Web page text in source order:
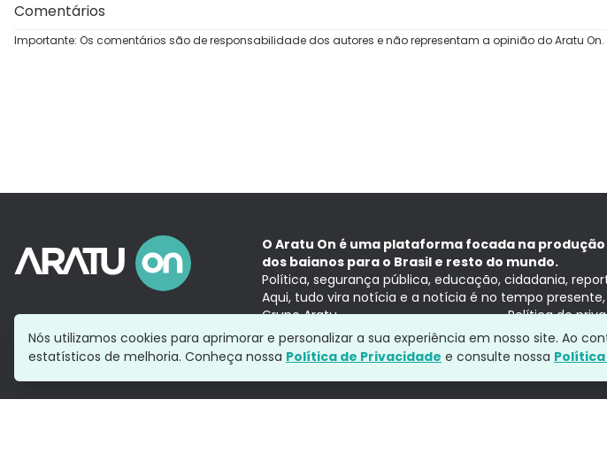
Comentários
Importante: Os comentários são de responsabilidade dos autores e não representam a opinião do Aratu On.
O Aratu On é uma plataforma focada na
dos baianos para o Brasil e resto do mundo.
Política, segurança pública, educação, cidadania,
Aqui, tudo vira notícia e a notícia é no tempo
Grupo Aratu
Política de
Nós utilizamos cookies para aprimorar e personalizar a sua experiência em nosso site. Ao
estatísticos de melhoria. Conheça nossa Política de Privacidade e consulte nossa